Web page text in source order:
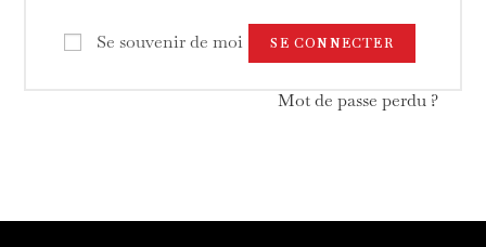
Se souvenir de moi SE CONNECTER
Mot de passe perdu ?